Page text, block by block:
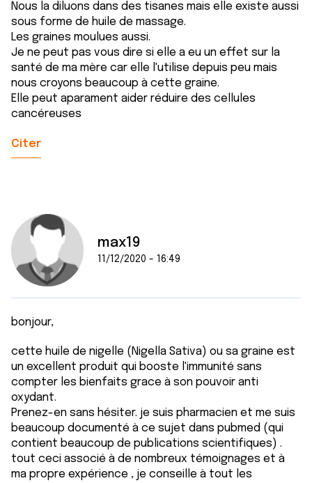
Nous la diluons dans des tisanes mais elle existe aussi
sous forme de huile de massage.
Les graines moulues aussi.
Je ne peut pas vous dire si elle a eu un effet sur la
santé de ma mère car elle l'utilise depuis peu mais
nous croyons beaucoup à cette graine.
Elle peut aparament aider réduire des cellules
cancéreuses
Citer
max19
11/12/2020 - 16:49
bonjour,
cette huile de nigelle (Nigella Sativa) ou sa graine est
un excellent produit qui booste l'immunité sans
compter les bienfaits grace à son pouvoir anti
oxydant.
Prenez-en sans hésiter. je suis pharmacien et me suis
beaucoup documenté à ce sujet dans pubmed (qui
contient beaucoup de publications scientifiques) .
tout ceci associé à de nombreux témoignages et à
ma propre expérience , je conseille à tout les